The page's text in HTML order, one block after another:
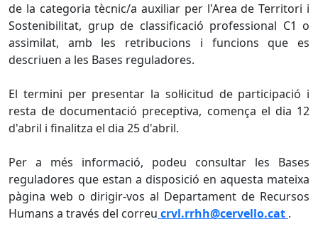
de la categoria tècnic/a auxiliar per l'Area de Territori i
Sostenibilitat, grup de classificació professional C1 o
assimilat, amb les retribucions i funcions que es
descriuen a les Bases reguladores.
El termini per presentar la sol·licitud de participació i
resta de documentació preceptiva, comença el dia 12
d'abril i finalitza el dia 25 d'abril.
Per a més informació, podeu consultar les Bases
reguladores que estan a disposició en aquesta mateixa
pàgina web o dirigir-vos al Departament de Recursos
Humans a través del correu crvl.rrhh@cervello.cat .